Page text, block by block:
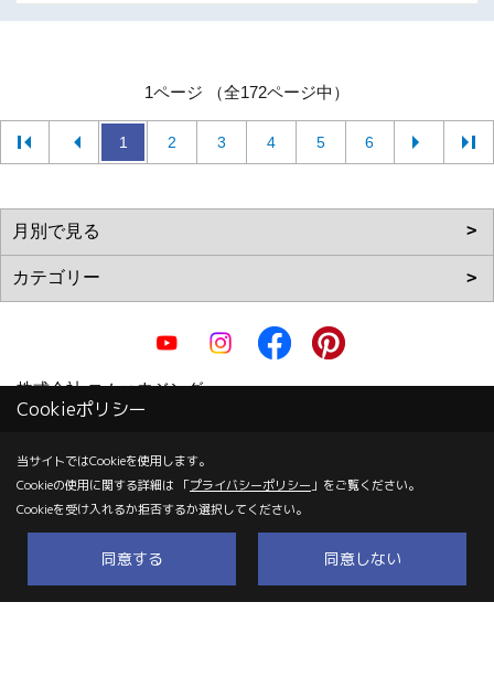
1ページ （全172ページ中）
1 2 3 4 5 6
株式会社 コムハウジング
〒700-0855
岡山市北区十日市中町6-22
TEL：0120-67-2102/ 086-223-2101
FAX：086-223-2103
＜営業時間＞9:00～18:00（日曜日は～17：00）
＜定休日＞毎週月曜日、祝日
Cookieポリシー
当サイトではCookieを使用します。
Cookieの使用に関する詳細は 「プライバシーポリシー 」をご覧ください。
Cookieを受け入れるか拒否するか選択してください。
同意する 同意しない